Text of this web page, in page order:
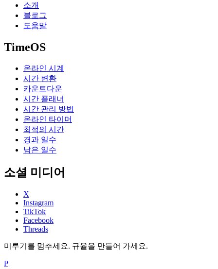
소개
블로그
도움말
TimeOS
온라인 시계
시간 변환
카운트다운
시간 플래너
시간 관리 방법
온라인 타이머
최적의 시간
경과 일수
남은 일수
소셜 미디어
X
Instagram
TikTok
Facebook
Threads
미루기를 멈추세요. 규율을 만들어 가세요.
P